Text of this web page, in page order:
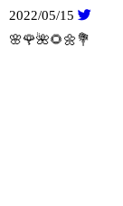
2022/05/15
🌸🌹🌺🌻🌼💐